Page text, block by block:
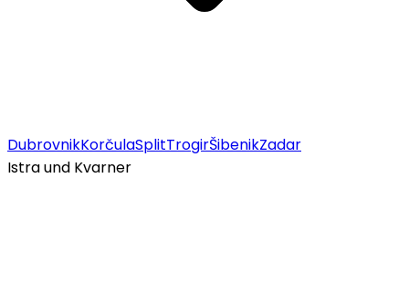
DubrovnikKorčulaSplitTrogirŠibenikZadar
Istra und Kvarner